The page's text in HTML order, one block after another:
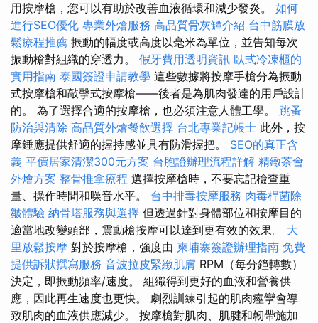
用按摩槍，您可以有助於改善血液循環和減少發炎。 如何
進行SEO優化 專業外燴服務 高品質骨灰罈介紹 台中筋膜放
鬆療程推薦 振動的幅度或高度以毫米為單位，並告知每次
振動槍對組織的穿透力。 假牙費用透明資訊 臥式冷凍櫃的
實用指南 泰國簽證申請教學 這些數據將按摩手槍分為振動
式按摩槍和敲擊式按摩槍——後者是為肌肉發達的用戶設計
的。 為了選擇合適的按摩槍，也必須注意人體工學。 跳蚤
防治與清除 高品質外燴餐飲選擇 台北專業記帳士 此外，按
摩錘應提供舒適的握持感並具有防滑握把。 SEO的真正含
義 平價居家清潔300元方案 台胞證辦理流程詳解 精緻茶會
外燴方案 整骨推拿療程 選擇按摩槍時，不要忘記檢查重
量、操作時間和噪音水平。 台中排毒按摩服務 肉毒桿菌除
皺體驗 納骨塔服務與選擇 但透過針對身體部位和按摩目的
適當地改變頭部，震動槍按摩可以達到更有效的效果。 大
里放鬆按摩 對於按摩槍，強度由 柬埔寨簽證辦理指南 免費
提供訴狀撰寫服務 音波拉皮緊緻肌膚 RPM（每分鐘轉數）
決定，即振動頻率/速度。 組織得到更好的血液和營養供
應，因此再生速度也更快。 劇烈訓練引起的肌肉痙攣會導
致肌肉的血液供應減少。 按摩槍對肌肉、肌腱和韌帶施加